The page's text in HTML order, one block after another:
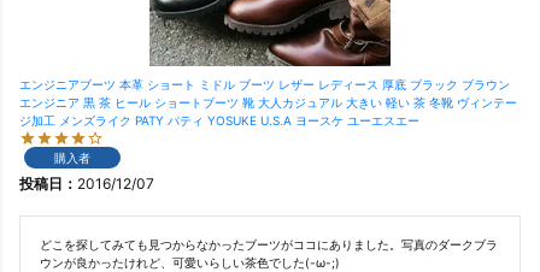
エンジニアブーツ 本革 ショート ミドル ブーツ レザー レディース 厚底 ブラック ブラウン
エンジニア 黒 茶 ヒール ショートブーツ 靴 大人カジュアル 大きい 軽い 茶 冬靴 ヴィンテー
ジ加工 メンズライク PATY パティ YOSUKE U.S.A ヨースケ ユーエスエー
購入者
投稿日 2016/12/07
どこを探してみても見つからなかったブーツがココにありました。写真のダークブラ
ウンが良かったけれど、可愛いらしい茶色でした(-ω-;)